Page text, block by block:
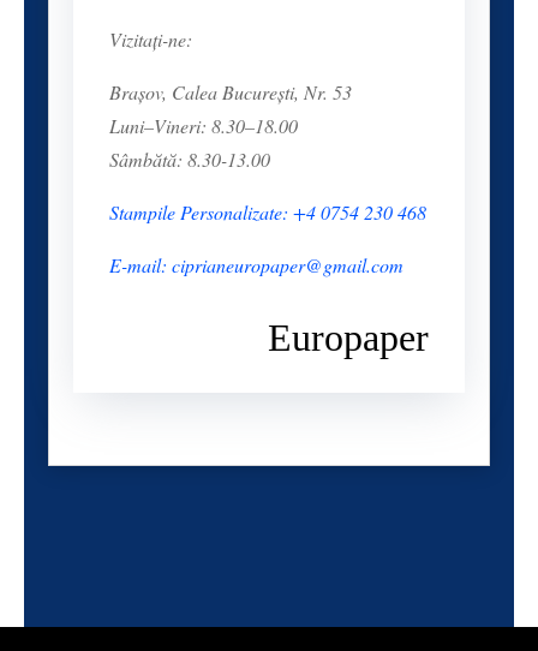
Vizitați-ne:
Brașov, Calea București, Nr. 53
Luni–Vineri: 8.30–18.00
Sâmbătă: 8.30-13.00
Stampile Personalizate: +4 0754 230 468
E-mail: ciprianeuropaper@gmail.com
Europaper